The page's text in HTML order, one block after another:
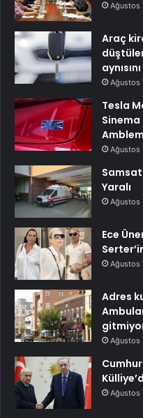
Ağustos
Araç
Ağustos
Tesla
Sinema
Ağustos
Yaralı
Ağustos
Ece
Ağustos
Adres
Ağustos
Ağustos